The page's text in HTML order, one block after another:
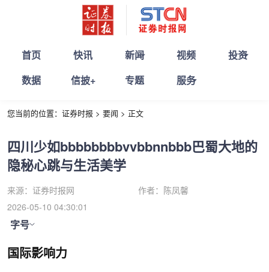
首页 快讯 新闻 视频
投资
数据
信披+ 专题 服务
您当前的位置： 证券时报 > 要闻 > 正文
四川少如bbbbbbbbvvbbnnbbb巴蜀大地的
隐秘心跳与生活美学
来源： 证券时报网 作者： 陈凤馨
2026-05-10 04:30:01
字号
国际影响力